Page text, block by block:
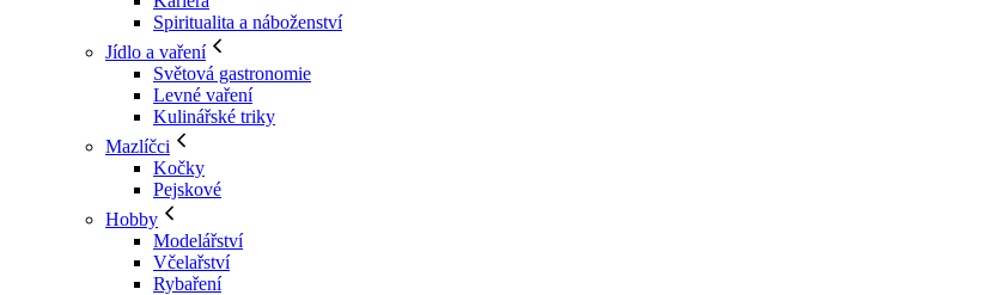
Spiritualita a náboženství
Jídlo a vaření
Světová gastronomie
Levné vaření
Kulinářské triky
Mazlíčci
Kočky
Pejskové
Hobby
Modelářství
Včelařství
Rybaření